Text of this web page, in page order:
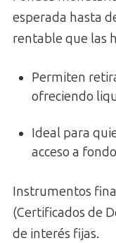
esperada hasta
rentable que las
Permiten
ofreciendo
Ideal para
acceso a
Instrumentos
(Certificados de
de interés fijas.